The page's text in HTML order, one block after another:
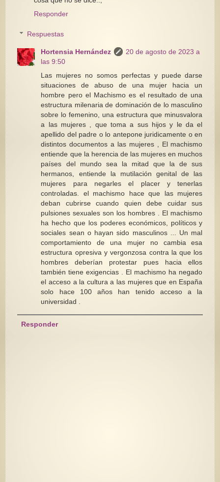
Responder
Respuestas
Hortensia Hernández
20 de agosto de 2023 a
las 9:50
Las mujeres no somos perfectas y puede darse
situaciones de abuso de una mujer hacia un
hombre pero el Machismo es el resultado de una
estructura milenaria de dominación de lo masculino
sobre lo femenino, una estructura que minusvalora
a las mujeres , que toma a sus hijos y le da el
apellido del padre o lo antepone juridicamente o en
distintos documentos a las mujeres , El machismo
entiende que la herencia de las mujeres en muchos
países del mundo sea la mitad que la de sus
hermanos, entiende la mutilación genital de las
mujeres para negarles el placer y tenerlas
controladas. el machismo hace que las mujeres
deban cubrirse cuando quien debe cuidar sus
pulsiones sexuales son los hombres . El machismo
ha hecho que los poderes económicos, políticos y
sociales sean o hayan sido masculinos ... Un mal
comportamiento de una mujer no cambia esa
estructura opresiva y vergonzosa contra la que los
hombres deberían protestar pues hacia ellos
también tiene exigencias . El machismo ha negado
el acceso a la cultura a las mujeres que en España
solo hace 100 años han tenido acceso a la
universidad .
Responder